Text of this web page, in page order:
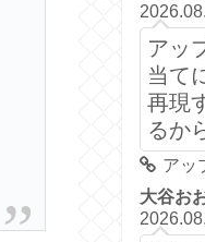
アッ
当て
再現
るか
アッ
大谷お